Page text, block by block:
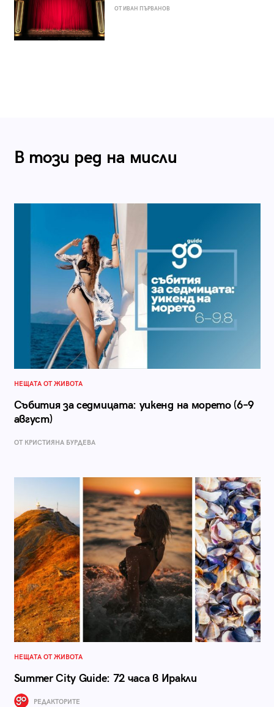
ОТ ИВАН ПЪРВАНОВ
В този ред на мисли
НЕЩАТА ОТ ЖИВОТА
Събития за седмицата: уикенд на морето (6–9
август)
ОТ КРИСТИЯНА БУРДЕВА
НЕЩАТА ОТ ЖИВОТА
Summer City Guide: 72 часа в Иракли
РЕДАКТОРИТЕ